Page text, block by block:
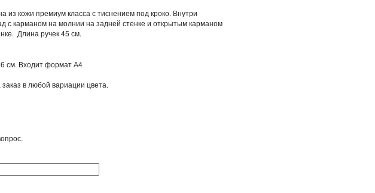
из кожи премиум класса с тиснением под кроко. Внутри
с карманом на молнии на задней стенке и открытым карманом
Длина ручек 45 см.
см. Входит формат А4
в любой вариации цвета.